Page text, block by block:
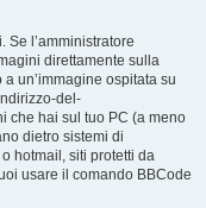
l’amministratore
direttamente sulla
un’immagine ospitata su
del-
che hai sul tuo PC (a meno
dietro sistemi di
hotmail, siti protetti da
usare il comando BBCode